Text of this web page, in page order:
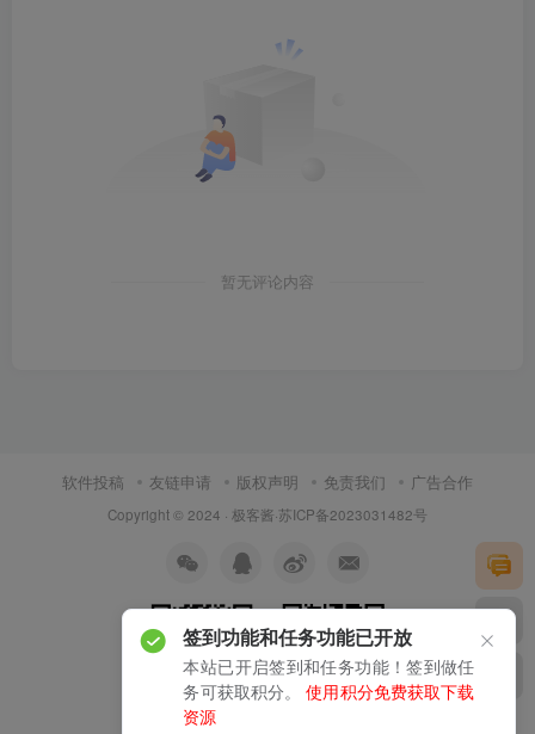
暂无评论内容
软件投稿 友链申请 版权声明 免责我们 广告合作
Copyright © 2024 · 极客酱·苏ICP备2023031482号
签到功能和任务功能已开放
本站已开启签到和任务功能！签到做任
务可获取积分。
使用积分免费获取下载
资源